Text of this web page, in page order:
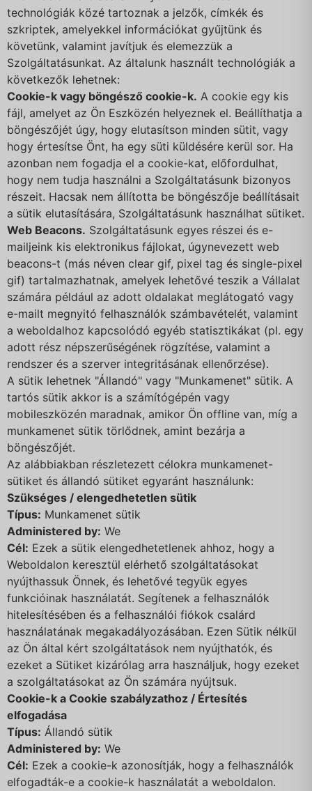
technológiák közé tartoznak a jelzők, címkék és
szkriptek, amelyekkel információkat gyűjtünk és
követünk, valamint javítjuk és elemezzük a
Szolgáltatásunkat. Az általunk használt technológiák a
következők lehetnek:
Cookie-k vagy böngésző cookie-k. A cookie egy kis
fájl, amelyet az Ön Eszközén helyeznek el. Beállíthatja a
böngészőjét úgy, hogy elutasítson minden sütit, vagy
hogy értesítse Önt, ha egy süti küldésére kerül sor. Ha
azonban nem fogadja el a cookie-kat, előfordulhat,
hogy nem tudja használni a Szolgáltatásunk bizonyos
részeit. Hacsak nem állította be böngészője beállításait
a sütik elutasítására, Szolgáltatásunk használhat sütiket.
Web Beacons. Szolgáltatásunk egyes részei és e-
mailjeink kis elektronikus fájlokat, úgynevezett web
beacons-t (más néven clear gif, pixel tag és single-pixel
gif) tartalmazhatnak, amelyek lehetővé teszik a Vállalat
számára például az adott oldalakat meglátogató vagy
e-mailt megnyitó felhasználók számbavételét, valamint
a weboldalhoz kapcsolódó egyéb statisztikákat (pl. egy
adott rész népszerűségének rögzítése, valamint a
rendszer és a szerver integritásának ellenőrzése).
A sütik lehetnek "Állandó" vagy "Munkamenet" sütik. A
tartós sütik akkor is a számítógépén vagy
mobileszközén maradnak, amikor Ön offline van, míg a
munkamenet sütik törlődnek, amint bezárja a
böngészőjét.
Az alábbiakban részletezett célokra munkamenet-
sütiket és állandó sütiket egyaránt használunk:
Szükséges / elengedhetetlen sütik
Típus: Munkamenet sütik
Administered by: We
Cél: Ezek a sütik elengedhetetlenek ahhoz, hogy a
Weboldalon keresztül elérhető szolgáltatásokat
nyújthassuk Önnek, és lehetővé tegyük egyes
funkcióinak használatát. Segítenek a felhasználók
hitelesítésében és a felhasználói fiókok csalárd
használatának megakadályozásában. Ezen Sütik nélkül
az Ön által kért szolgáltatások nem nyújthatók, és
ezeket a Sütiket kizárólag arra használjuk, hogy ezeket
a szolgáltatásokat az Ön számára nyújtsuk.
Cookie-k a Cookie szabályzathoz / Értesítés
elfogadása
Típus: Állandó sütik
Administered by: We
Cél: Ezek a cookie-k azonosítják, hogy a felhasználók
elfogadták-e a cookie-k használatát a weboldalon.